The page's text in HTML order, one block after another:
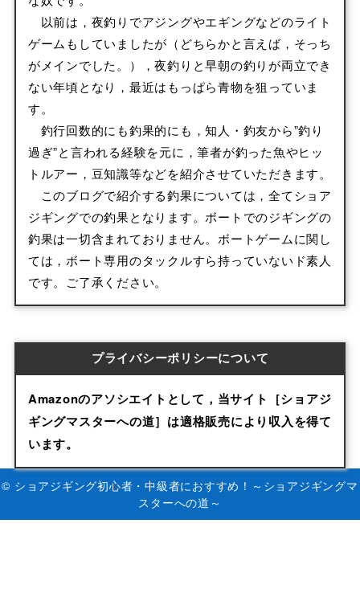
以前は，夜釣りでアジングやエギングなどのライト
ゲームもしていましたが（どちらかと言えば，そっち
がメインでした。），夜釣りと早朝の釣りが両立でき
ない年頃となり，最近はもっぱら青物を狙っていま
す。
釣行回数的にも釣果的にも，知人・釣友から”釣り
過ぎ”と言われる経験を元に，筆者が釣った魚やヒッ
トルアー，豆知識等などを紹介させていただきます。
このブログで紹介する釣果については，全てショア
ジギングでの釣果となります。ボートでのジギングの
釣果は一切含まれておりません。ボートゲームに関し
ては，ボート専用のタックルすら持っていないド素人
です。ご了承ください。
プライバシーポリシーについて
Amazonのアソシエイトとして，当サイト［ショアジ
ギングマスターへの道］は適格販売により収入を得て
います。
© ショアジギング初心者・中級者におすすめ！～ショアジギングマ
スターへの道～